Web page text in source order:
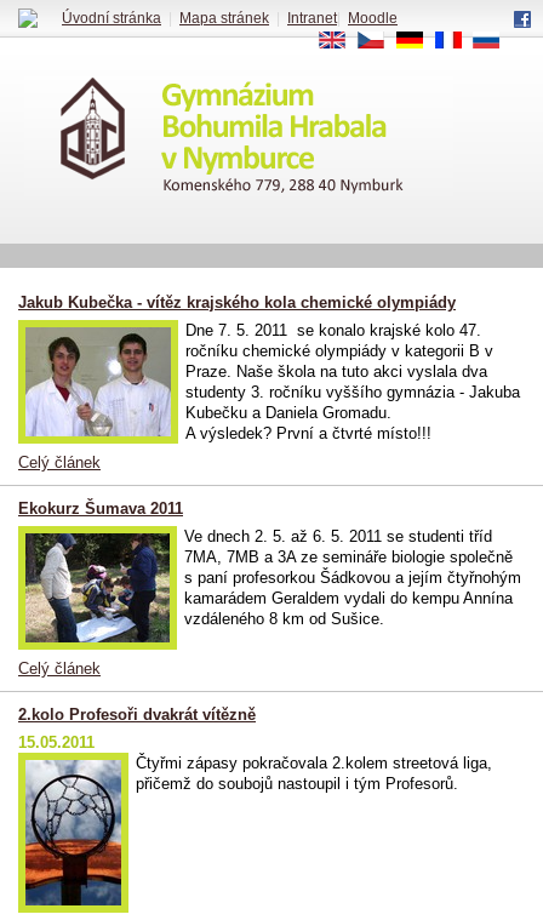
Jakub Kubečka - vítěz krajského kola chemické olympiády
Dne 7. 5. 2011 se konalo krajské kolo 47.
ročníku chemické olympiády v kategorii B v
Praze. Naše škola na tuto akci vyslala dva
studenty 3. ročníku vyššího gymnázia - Jakuba
Kubečku a Daniela Gromadu.
A výsledek? První a čtvrté místo!!!
Celý článek
Ekokurz Šumava 2011
Ve dnech 2. 5. až 6. 5. 2011 se studenti tříd
7MA, 7MB a 3A ze semináře biologie společně
s paní profesorkou Šádkovou a jejím čtyřnohým
kamarádem Geraldem vydali do kempu Annína
vzdáleného 8 km od Sušice.
Celý článek
2.kolo Profesoři dvakrát vítězně
15.05.2011
Čtyřmi zápasy pokračovala 2.kolem streetová liga,
přičemž do soubojů nastoupil i tým Profesorů.
Úvodní stránka Mapa stránek Intranet|
Moodle
EN
CS DE FR RU